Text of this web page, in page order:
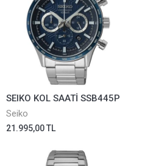
SEIKO KOL SAATİ SSB445P
Seiko
21.995,00 TL